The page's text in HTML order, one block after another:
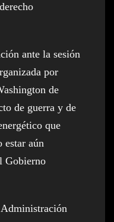
ante la sesión
por
de
de guerra y de
que
estar aún
Gobierno